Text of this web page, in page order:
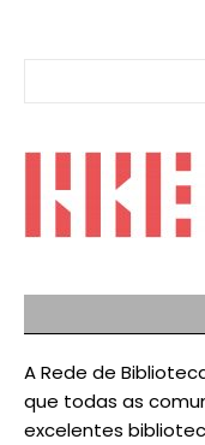
A Rede de
que todas as
excelentes